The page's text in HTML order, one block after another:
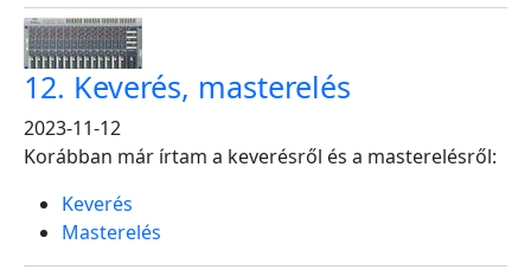
12. Keverés, masterelés
2023-11-12
Korábban már írtam a keverésről és a masterelésről:
Keverés
Masterelés